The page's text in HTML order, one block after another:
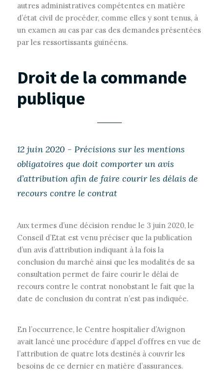
autres administratives compétentes en matière
d’état civil de procéder, comme elles y sont tenus, à
un examen au cas par cas des demandes présentées
par les ressortissants guinéens.
Droit de la commande
publique
12 juin 2020 - Précisions sur les mentions
obligatoires que doit comporter un avis
d’attribution afin de faire courir les délais de
recours contre le contrat
Aux termes d’une décision rendue le 3 juin 2020, le
Conseil d’Etat est venu préciser que la publication
d’un avis d’attribution indiquant à la fois la
conclusion du marché ainsi que les modalités de sa
consultation permet de faire courir le délai de
recours contre le contrat nonobstant le fait que la
date de conclusion du contrat n’est pas indiquée.
En l’occurrence, le Centre hospitalier d’Avignon
avait lancé une procédure d’appel d’offres en vue de
l’attribution de quatre lots destinés à couvrir les
besoins de ce dernier en matière d’assurances.